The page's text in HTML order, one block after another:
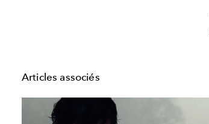
Articles associés